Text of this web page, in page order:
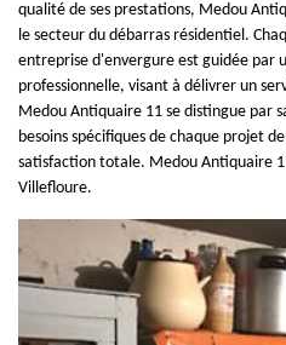
qualité de ses prestations, Medou
le secteur du débarras résidentiel.
entreprise d'envergure est guidée par
professionnelle, visant à délivrer un
Medou Antiquaire 11 se distingue par
besoins spécifiques de chaque projet
satisfaction totale. Medou Antiquaire
Villefloure.